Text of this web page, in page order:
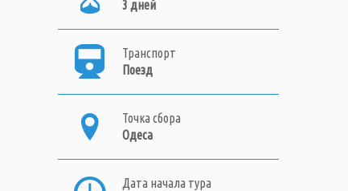
3 дней
Транспорт
Поезд
Точка сбора
Одеса
Дата начала тура